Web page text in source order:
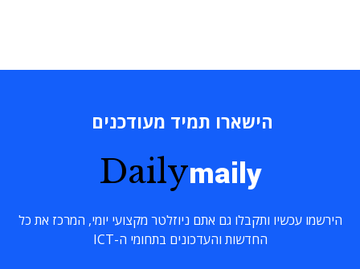
הישארו תמיד מעודכנים
Dailymaily
הירשמו עכשיו ותקבלו גם אתם ניוזלטר מקצועי יומי, המרכז את כל
החדשות והעדכונים בתחומי ה-ICT